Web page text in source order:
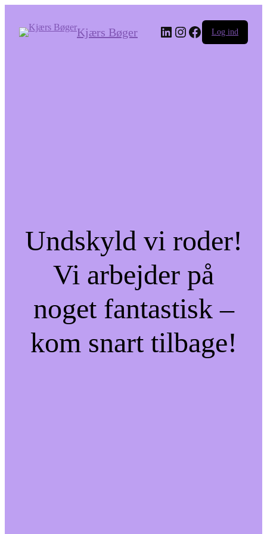
Kjærs Bøger LinkedIn
Instagram
Facebook
Log ind
Undskyld vi roder!
Vi arbejder på
noget fantastisk –
kom snart tilbage!